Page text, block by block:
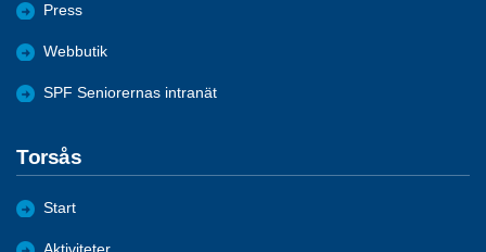
Press
Webbutik
SPF Seniorernas intranät
Torsås
Start